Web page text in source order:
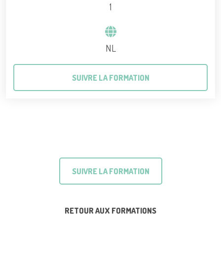
1
NL
SUIVRE LA FORMATION
SUIVRE LA FORMATION
RETOUR AUX FORMATIONS